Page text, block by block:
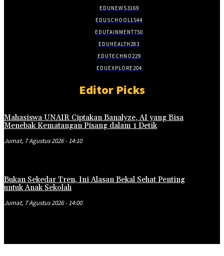
EDUNEWS3169
EDUSCHOOL1544
EDUTAINMENT750
EDUHEALTH283
EDUTECHNO229
EDUEXPLORE204
Editor Picks
Mahasiswa UNAIR Ciptakan Banalyze, AI yang Bisa
Menebak Kematangan Pisang dalam 1 Detik
Jumat, 7 Agustus 2026 - 14:10
Bukan Sekedar Tren, Ini Alasan Bekal Sehat Penting
untuk Anak Sekolah
Jumat, 7 Agustus 2026 - 14:00